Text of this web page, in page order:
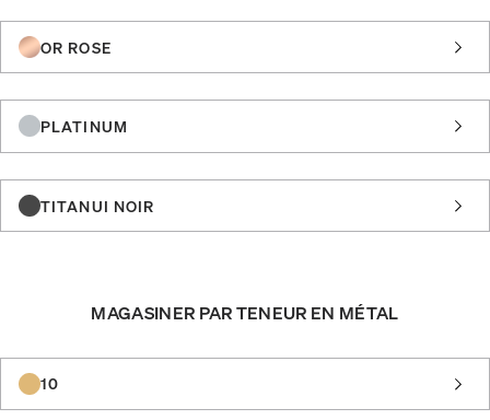
OR ROSE
PLATINUM
TITANUI NOIR
MAGASINER PAR TENEUR EN MÉTAL
10